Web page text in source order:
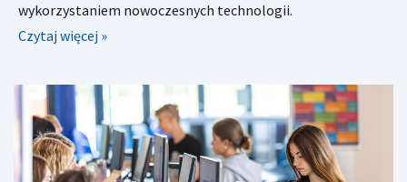
wykorzystaniem nowoczesnych technologii.
Czytaj więcej »